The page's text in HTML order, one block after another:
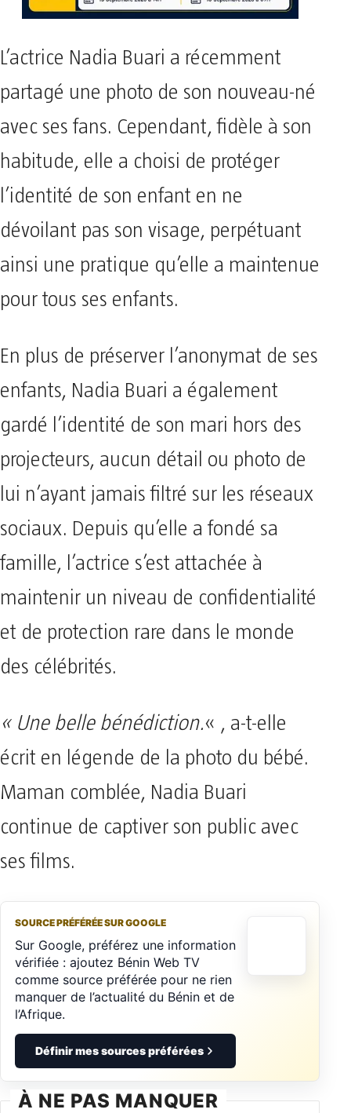
L’actrice Nadia Buari a récemment
partagé une photo de son nouveau-né
avec ses fans. Cependant, fidèle à son
habitude, elle a choisi de protéger
l’identité de son enfant en ne
dévoilant pas son visage, perpétuant
ainsi une pratique qu’elle a maintenue
pour tous ses enfants.
En plus de préserver l’anonymat de ses
enfants, Nadia Buari a également
gardé l’identité de son mari hors des
projecteurs, aucun détail ou photo de
lui n’ayant jamais filtré sur les réseaux
sociaux. Depuis qu’elle a fondé sa
famille, l’actrice s’est attachée à
maintenir un niveau de confidentialité
et de protection rare dans le monde
des célébrités.
« Une belle bénédiction.« , a-t-elle
écrit en légende de la photo du bébé.
Maman comblée, Nadia Buari
continue de captiver son public avec
ses films.
SOURCE PRÉFÉRÉE SUR GOOGLE
Sur Google, préférez une information
vérifiée : ajoutez Bénin Web TV
comme source préférée pour ne rien
manquer de l’actualité du Bénin et de
l’Afrique.
Définir mes sources préférées
À NE PAS MANQUER